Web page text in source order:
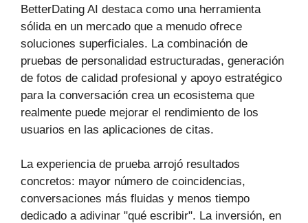
BetterDating AI destaca como una herramienta
sólida en un mercado que a menudo ofrece
soluciones superficiales. La combinación de
pruebas de personalidad estructuradas, generación
de fotos de calidad profesional y apoyo estratégico
para la conversación crea un ecosistema que
realmente puede mejorar el rendimiento de los
usuarios en las aplicaciones de citas.
La experiencia de prueba arrojó resultados
concretos: mayor número de coincidencias,
conversaciones más fluidas y menos tiempo
dedicado a adivinar "qué escribir". La inversión, en